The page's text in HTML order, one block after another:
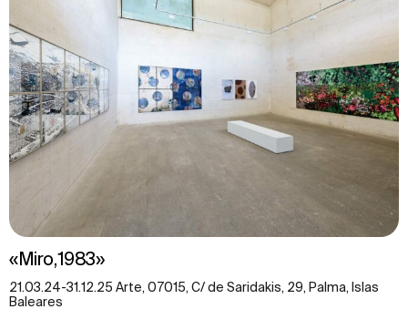
«Miro,1983»
21.03.24-31.12.25 Arte, 07015, C/ de Saridakis, 29, Palma, Islas
Baleares